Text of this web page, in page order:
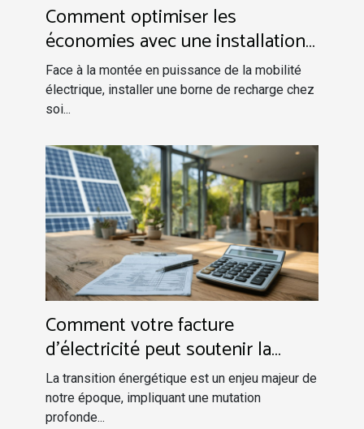
Comment optimiser les
économies avec une installation
de borne de recharge électrique
?
Face à la montée en puissance de la mobilité
électrique, installer une borne de recharge chez
soi...
Comment votre facture
d'électricité peut soutenir la
transition énergétique
La transition énergétique est un enjeu majeur de
notre époque, impliquant une mutation
profonde...